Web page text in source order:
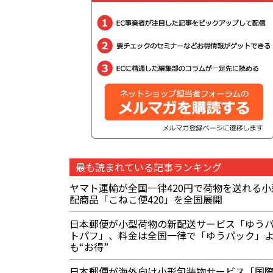
最も読まれている記事ランキング
ヤマト運輸が全国一律420円で荷物を送れる
配商品「こねこ便420」を全国展開
日本郵便が小型荷物の新配送サービス「ゆう
トパフ」、料金は全国一律で「ゆうパック」
も“お得”